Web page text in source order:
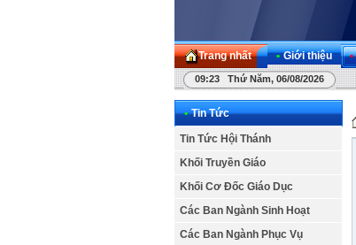
Trang nhất • Giới thiệu •
09:23 Thứ Năm, 06/08/2026
• Tin Tức
Tin Tức Hội Thánh
Khối Truyền Giáo
Khối Cơ Đốc Giáo Dục
Các Ban Ngành Sinh Hoạt
Các Ban Ngành Phục Vụ